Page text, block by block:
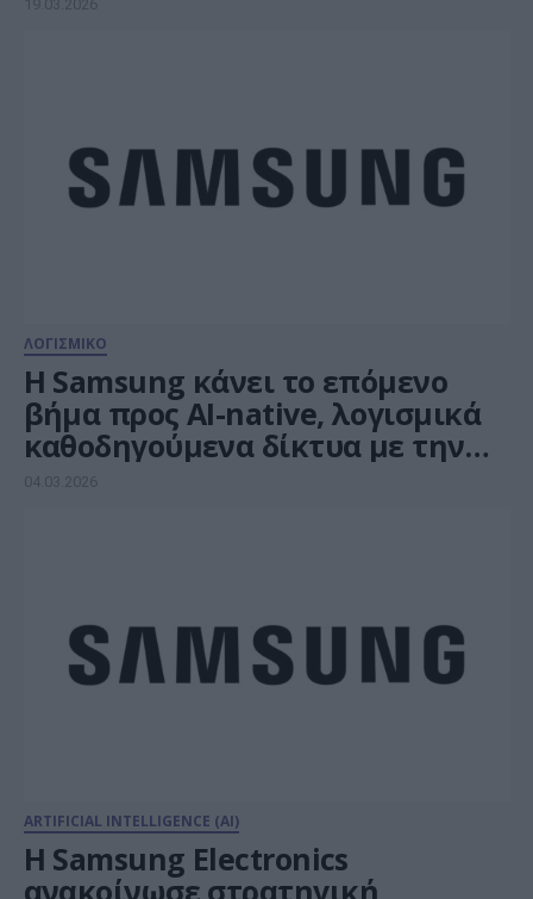
19.03.2026
ΛΟΓΙΣΜΙΚΟ
Η Samsung κάνει το επόμενο
βήμα προς AI-native, λογισμικά
καθοδηγούμενα δίκτυα με την
NVIDIA
04.03.2026
ARTIFICIAL INTELLIGENCE (AI)
Η Samsung Electronics